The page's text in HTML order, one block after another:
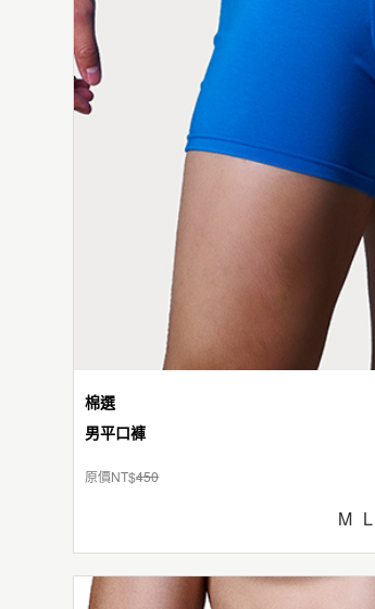
棉選
男平口褲
原價NT$450
M L